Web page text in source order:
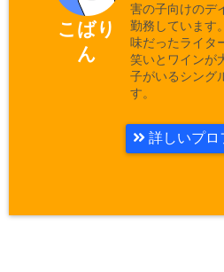
こばり
ん
害の子向けのデ
勤務しています
味だったライタ
笑いとワインが
子がいるシング
す。
詳しいプロ